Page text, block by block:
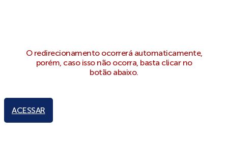
O redirecionamento ocorrerá automaticamente,
porém, caso isso não ocorra, basta clicar no
botão abaixo.
ACESSAR